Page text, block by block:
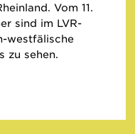
Vom 11.
sind im LVR-
westfälische
zu sehen.